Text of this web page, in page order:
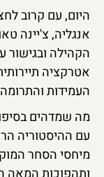
היום, עם קרוב
אנגליה, צ'יינה
הקהילה ובגישור
אטרקציה
העמידות
מה שמדהים
עם ההיסטוריה
מיחסי הסחר